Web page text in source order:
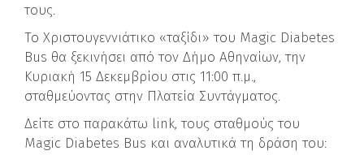
τους.
Το Χριστουγεννιάτικο «ταξίδι» του Magic Diabetes
Bus θα ξεκινήσει από τον Δήμο Αθηναίων, την
Κυριακή 15 Δεκεμβρίου στις 11:00 π.μ.,
σταθμεύοντας στην Πλατεία Συντάγματος.
Δείτε στο παρακάτω link, τους σταθμούς του
Magic Diabetes Bus και αναλυτικά τη δράση του: